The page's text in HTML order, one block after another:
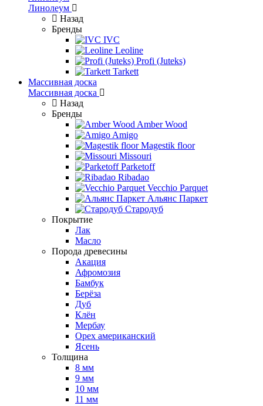
Линолеум
Назад
Бренды
IVC
Leoline
Profi (Juteks)
Tarkett
Массивная доска
Массивная доска
Назад
Бренды
Amber Wood
Amigo
Magestik floor
Missouri
Parketoff
Ribadao
Vecchio Parquet
Альянс Паркет
Стародуб
Покрытие
Лак
Масло
Порода древесины
Акация
Афромозия
Бамбук
Берёза
Дуб
Клён
Мербау
Орех американский
Ясень
Толщина
8 мм
9 мм
10 мм
11 мм